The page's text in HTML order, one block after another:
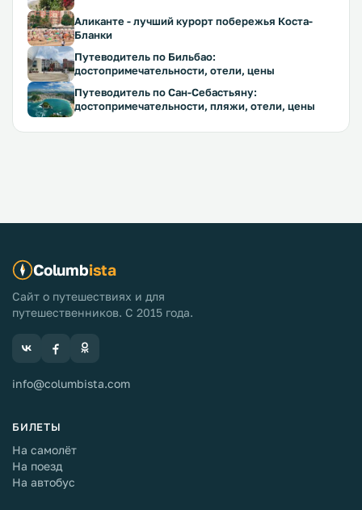
Аликанте - лучший курорт побережья Коста-
Бланки
Путеводитель по Бильбао:
достопримечательности, отели, цены
Путеводитель по Сан-Себастьяну:
достопримечательности, пляжи, отели, цены
Columbista
Сайт о путешествиях и для
путешественников. С 2015 года.
info@columbista.com
БИЛЕТЫ
На самолёт
На поезд
На автобус